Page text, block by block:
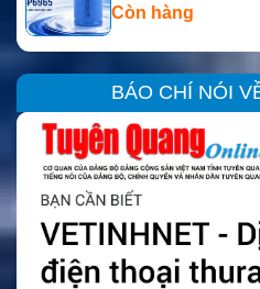
Còn hàng
BÁO CHÍ NÓI